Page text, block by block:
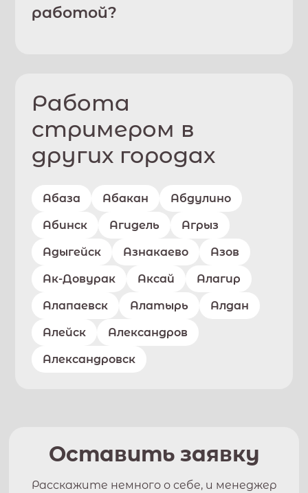
работой?
Работа
стримером в
других городах
Абаза Абакан Абдулино
Абинск Агидель Агрыз
Адыгейск Азнакаево Азов
Ак-Довурак Аксай Алагир
Алапаевск Алатырь Алдан
Алейск Александров
Александровск
Оставить заявку
Расскажите немного о себе, и менеджер